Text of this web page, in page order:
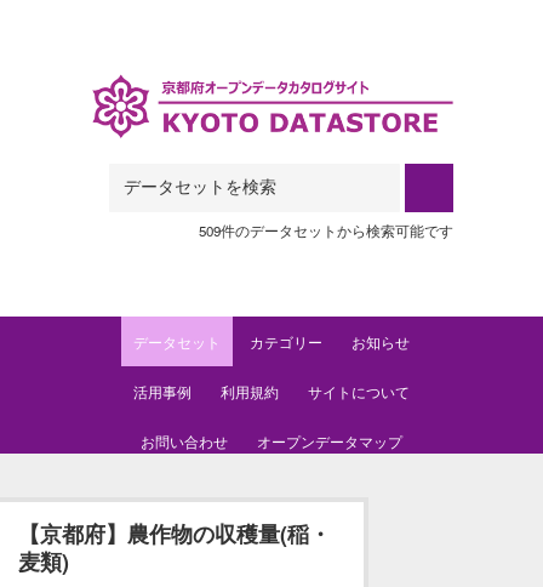
509件のデータセットから検索可能です
データセット カテゴリー お知らせ
活用事例 利用規約 サイトについて
お問い合わせ オープンデータマップ
【京都府】農作物の収穫量(稲・
麦類)